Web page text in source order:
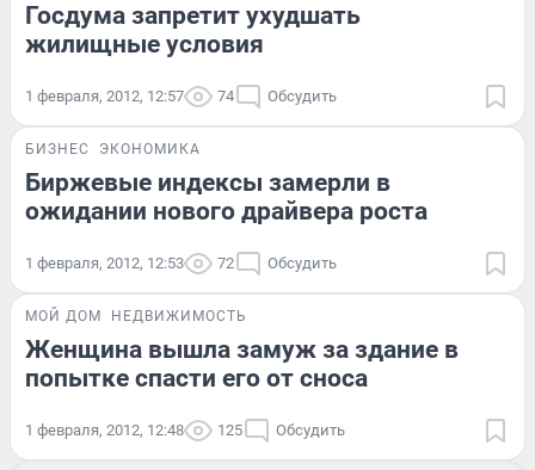
Госдума запретит ухудшать
жилищные условия
1 февраля, 2012, 12:57 74 Обсудить
БИЗНЕС ЭКОНОМИКА
Биржевые индексы замерли в
ожидании нового драйвера роста
1 февраля, 2012, 12:53 72 Обсудить
МОЙ ДОМ НЕДВИЖИМОСТЬ
Женщина вышла замуж за здание в
попытке спасти его от сноса
1 февраля, 2012, 12:48 125 Обсудить